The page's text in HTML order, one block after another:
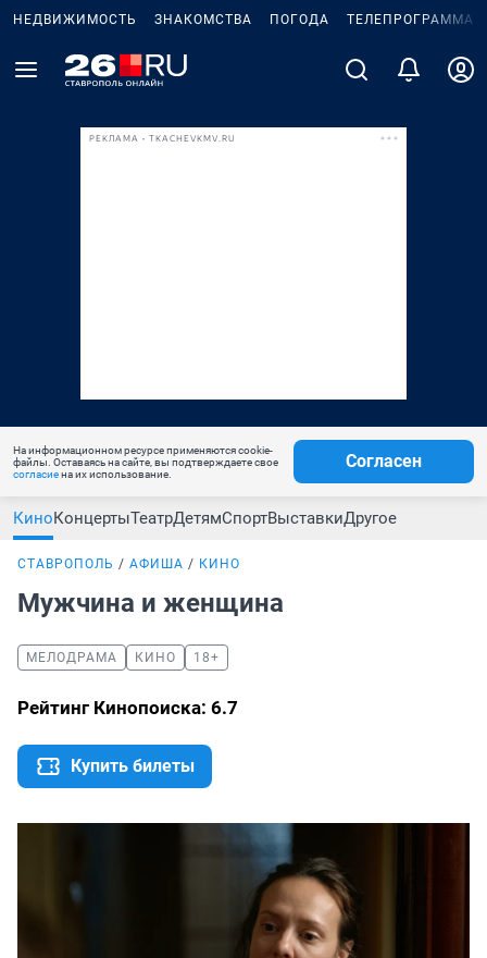
НЕДВИЖИМОСТЬ ЗНАКОМСТВА ПОГОДА ТЕЛЕПРОГРАММА
РЕКЛАМА • TKACHEVKMV.RU
На информационном ресурсе применяются cookie-
файлы. Оставаясь на сайте, вы подтверждаете свое
согласиена их использование.
Согласен
КиноКонцертыТеатрДетямСпортВыставкиДругое
СТАВРОПОЛЬ АФИША КИНО
Мужчина и женщина
МЕЛОДРАМА КИНО 18+
Рейтинг Кинопоиска: 6.7
Купить билеты